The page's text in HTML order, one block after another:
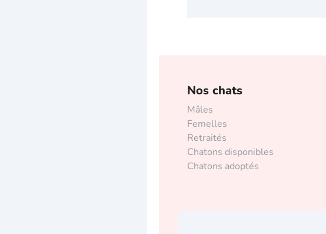
Nos chats
Mâles
Femelles
Retraités
Chatons disponibles
Chatons adoptés